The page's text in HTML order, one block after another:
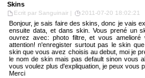
Skins
Ecrit par Sanguinair | 2011-07-20 18:02:21
Bonjour, je sais faire des skins, donc je vais
ensuite data, et dans skin. Vous prené un
ouvrez avec: photo filtre, et vous
attention! n'enregister surtout pas le skin
skin que vous avez choisis au debut, moi je
le nom de skin mais pas default sinon vous
vous voulez plus d'expliquation, je peux vous
Merci